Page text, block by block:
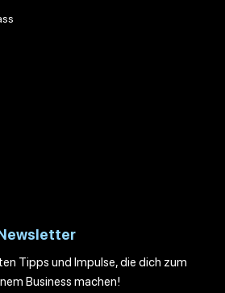
Newsletter
Tipps und Impulse, die dich zum
Business machen!